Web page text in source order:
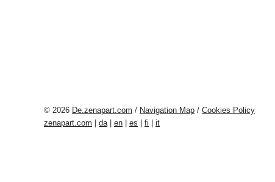
© 2026 De.zenapart.com / Navigation Map / Cookies Policy
zenapart.com
da| en es fi it